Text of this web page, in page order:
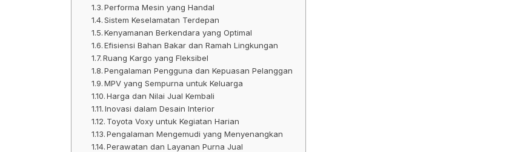
Performa Mesin yang Handal
Sistem Keselamatan Terdepan
Kenyamanan Berkendara yang Optimal
Efisiensi Bahan Bakar dan Ramah Lingkungan
Ruang Kargo yang Fleksibel
Pengalaman Pengguna dan Kepuasan Pelanggan
MPV yang Sempurna untuk Keluarga
Harga dan Nilai Jual Kembali
Inovasi dalam Desain Interior
Toyota Voxy untuk Kegiatan Harian
Pengalaman Mengemudi yang Menyenangkan
Perawatan dan Layanan Purna Jual